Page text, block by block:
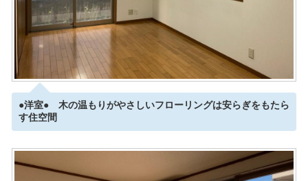
●洋室● 木の温もりがやさしいフローリングは安らぎをもたら
す住空間